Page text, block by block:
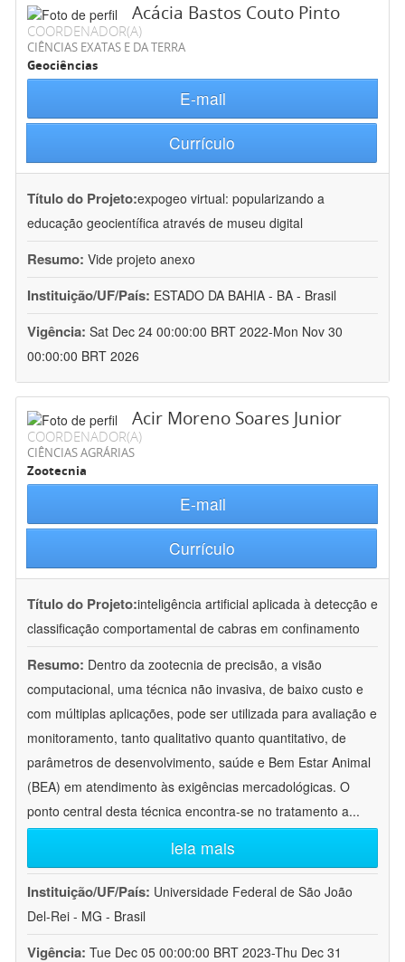
Acácia Bastos Couto Pinto
COORDENADOR(A)
CIÊNCIAS EXATAS E DA TERRA
Geociências
E-mail
Currículo
Título do Projeto:expogeo virtual: popularizando a
educação geocientífica através de museu digital
Resumo: Vide projeto anexo
Instituição/UF/País: ESTADO DA BAHIA - BA - Brasil
Vigência: Sat Dec 24 00:00:00 BRT 2022-Mon Nov 30
00:00:00 BRT 2026
Acir Moreno Soares Junior
COORDENADOR(A)
CIÊNCIAS AGRÁRIAS
Zootecnia
E-mail
Currículo
Título do Projeto:inteligência artificial aplicada à detecção e
classificação comportamental de cabras em confinamento
Resumo: Dentro da zootecnia de precisão, a visão
computacional, uma técnica não invasiva, de baixo custo e
com múltiplas aplicações, pode ser utilizada para avaliação e
monitoramento, tanto qualitativo quanto quantitativo, de
parâmetros de desenvolvimento, saúde e Bem Estar Animal
(BEA) em atendimento às exigências mercadológicas. O
ponto central desta técnica encontra-se no tratamento a...
leia mais
Instituição/UF/País: Universidade Federal de São João
Del-Rei - MG - Brasil
Vigência: Tue Dec 05 00:00:00 BRT 2023-Thu Dec 31